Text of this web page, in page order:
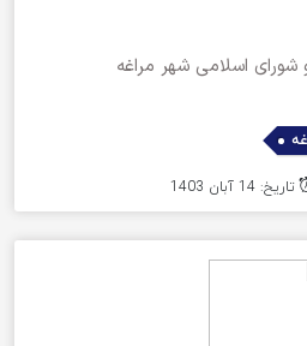
اسلامی شهر مراغه
تاریخ: 14 آبان 1403